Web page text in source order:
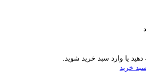
دهید یا وارد سبد خرید شوید.
خرید